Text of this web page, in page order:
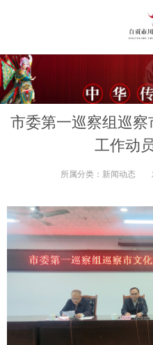
市委第一巡察组巡
工作动
所属分类： 新闻动态